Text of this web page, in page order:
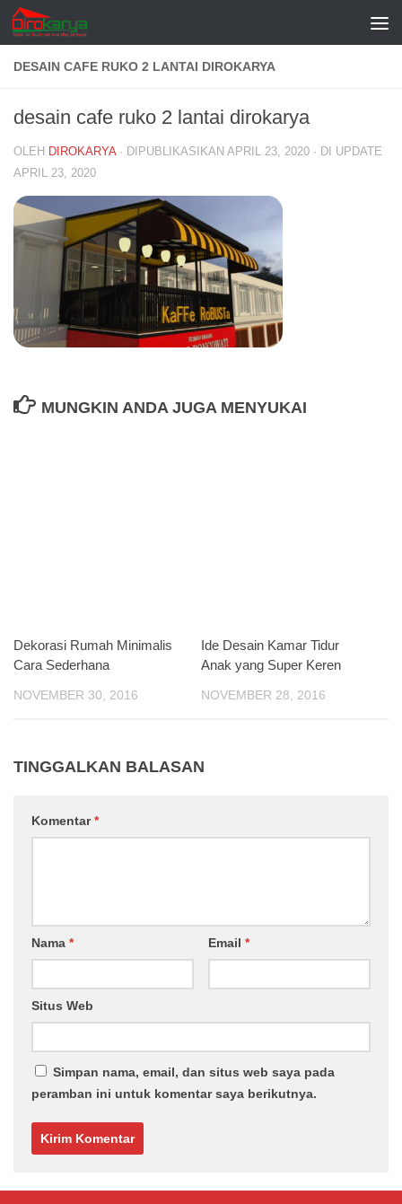
Skip to content
DESAIN CAFE RUKO 2 LANTAI DIROKARYA
desain cafe ruko 2 lantai dirokarya
OLEH DIROKARYA · DIPUBLIKASIKAN APRIL 23, 2020 · DI UPDATE
APRIL 23, 2020
MUNGKIN ANDA JUGA MENYUKAI
Dekorasi Rumah Minimalis
Cara Sederhana
NOVEMBER 30, 2016
Ide Desain Kamar Tidur
Anak yang Super Keren
NOVEMBER 28, 2016
TINGGALKAN BALASAN
Komentar*
Nama * Email *
Situs Web
Simpan nama, email, dan situs web saya pada
peramban ini untuk komentar saya berikutnya.